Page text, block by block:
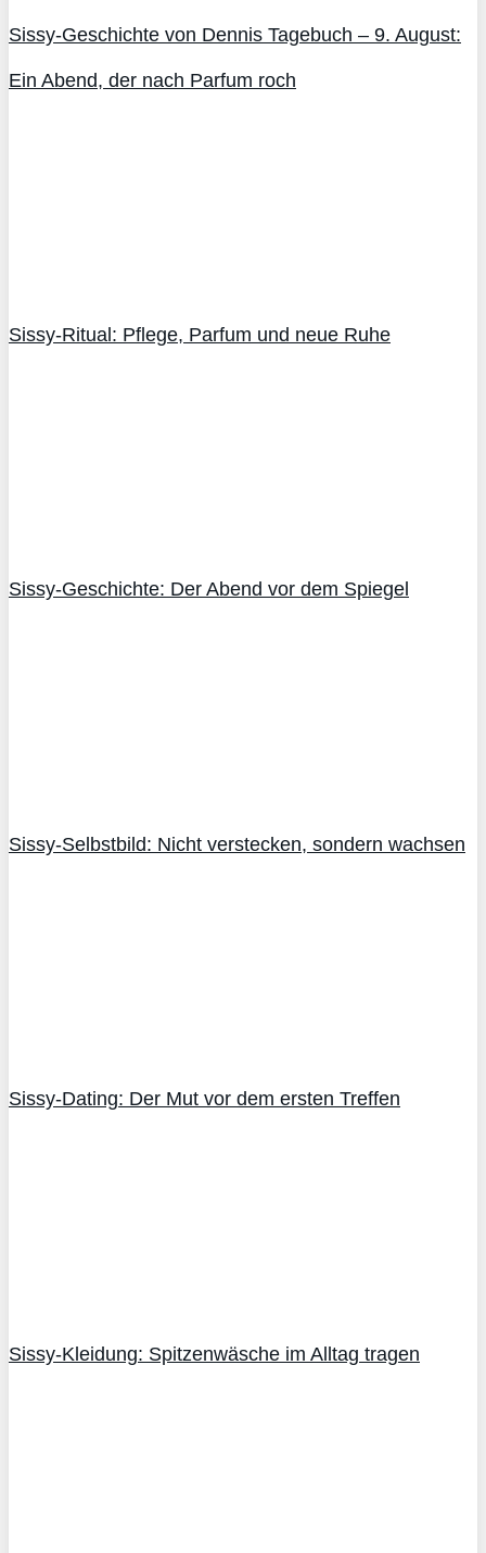
Sissy-Geschichte von Dennis Tagebuch – 9. August:
Ein Abend, der nach Parfum roch
Sissy-Ritual: Pflege, Parfum und neue Ruhe
Sissy-Geschichte: Der Abend vor dem Spiegel
Sissy-Selbstbild: Nicht verstecken, sondern wachsen
Sissy-Dating: Der Mut vor dem ersten Treffen
Sissy-Kleidung: Spitzenwäsche im Alltag tragen